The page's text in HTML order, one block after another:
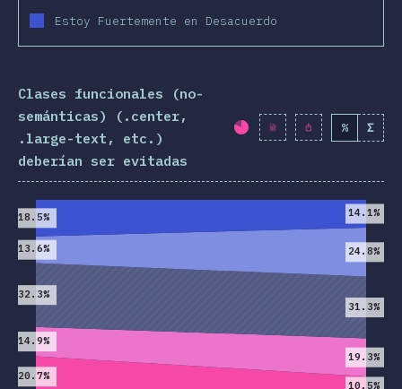
Estoy Fuertemente en Desacuerdo
Clases funcionales (no-
semánticas) (.center,
.large-text, etc.)
deberían ser evitadas
Porcentaje % Σ
2019 2020
20.7%
10.5%
14.9%
19.3%
32.3%
31.3%
13.6% 24.8%
18.5% 14.1%